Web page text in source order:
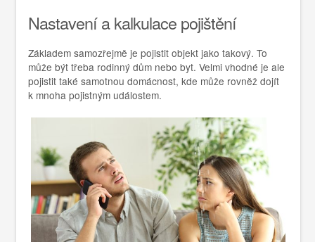
Nastavení a kalkulace pojištění
Základem samozřejmě je pojistit objekt jako takový. To
může být třeba rodinný dům nebo byt. Velmi vhodné je ale
pojistit také samotnou domácnost, kde může rovněž dojít
k mnoha pojistným událostem.